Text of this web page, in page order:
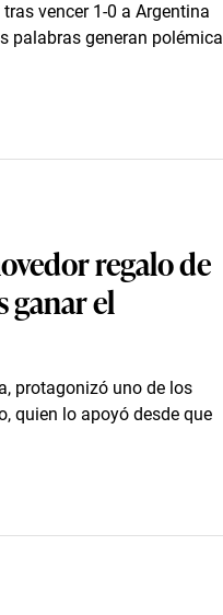
vencer 1-0 a Argentina
palabras generan polémica
regalo de
ganar el
protagonizó uno de los
quien lo apoyó desde que